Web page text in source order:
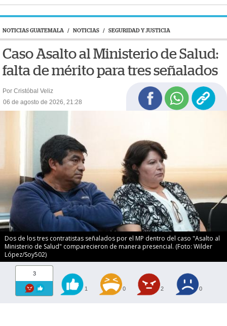
NOTICIAS GUATEMALA / NOTICIAS / SEGURIDAD Y JUSTICIA
Caso Asalto al Ministerio de Salud:
falta de mérito para tres señalados
Por Cristóbal Veliz
06 de agosto de 2026, 21:28
Dos de los tres contratistas señalados por el MP dentro del caso "Asalto al
Ministerio de Salud" comparecieron de manera presencial. (Foto: Wilder
López/Soy502)
3
1 0 2 0